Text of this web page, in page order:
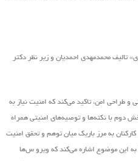
امنیت سایبری» تالیف محمدمهدی احمدیان و زیر نظر دکتر
طراحی امن، تاکید می‌کند که امنیت نیاز به
دوم با نکته‌ها و توصیه‌های امنیتی همراه
به مرز باریک میان توهم و تحقق امنیت
این موضوع اشاره می‌کند که ویرو س‌ها